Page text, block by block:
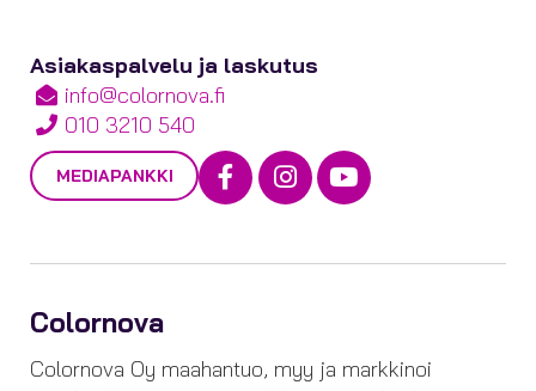
Asiakaspalvelu ja laskutus
info@colornova.fi
010 3210 540
MEDIAPANKKI Facebook
Instagram
Youtube
Colornova
Colornova Oy maahantuo, myy ja markkinoi